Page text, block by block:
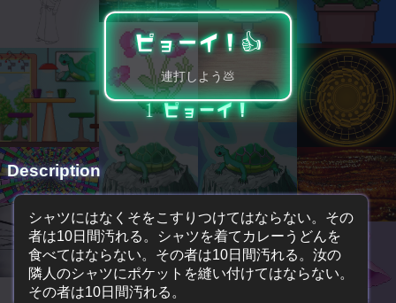
ピョーイ！👍️
連打しよう💩
1ピョーイ！
Description
シャツにはなくそをこすりつけてはならない。その
者は10日間汚れる。シャツを着てカレーうどんを
食べてはならない。その者は10日間汚れる。汝の
隣人のシャツにポケットを縫い付けてはならない。
その者は10日間汚れる。